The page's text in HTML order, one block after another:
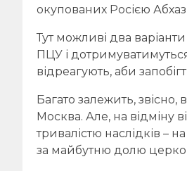
окупованих Росією
Тут можливі два
ПЦУ і
відреагують, аби
Багато залежить, звісно,
Москва. Але, на відміну
тривалістю наслідків –
за майбутню долю